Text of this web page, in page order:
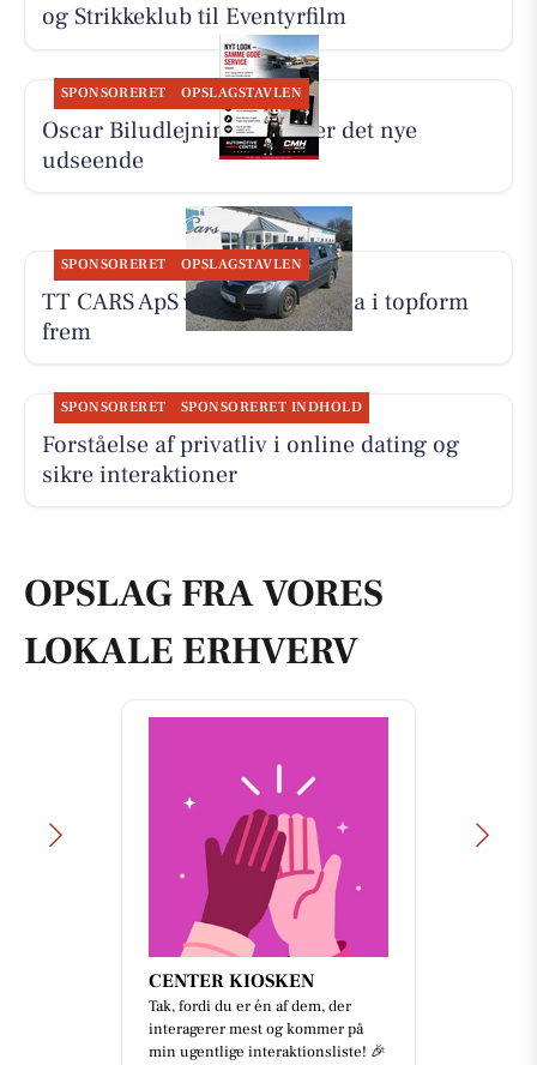
og Strikkeklub til Eventyrfilm
SPONSORERET OPSLAGSTAVLEN
Oscar Biludlejning forklarer det nye
udseende
SPONSORERET OPSLAGSTAVLEN
TT CARS ApS viser Skoda Fabia i topform
frem
SPONSORERET SPONSORERET INDHOLD
Forståelse af privatliv i online dating og
sikre interaktioner
OPSLAG FRA VORES
LOKALE ERHVERV
CENTER KIOSKEN
Tak, fordi du er én af dem, der
interagerer mest og kommer på
min ugentlige interaktionsliste! 🎉